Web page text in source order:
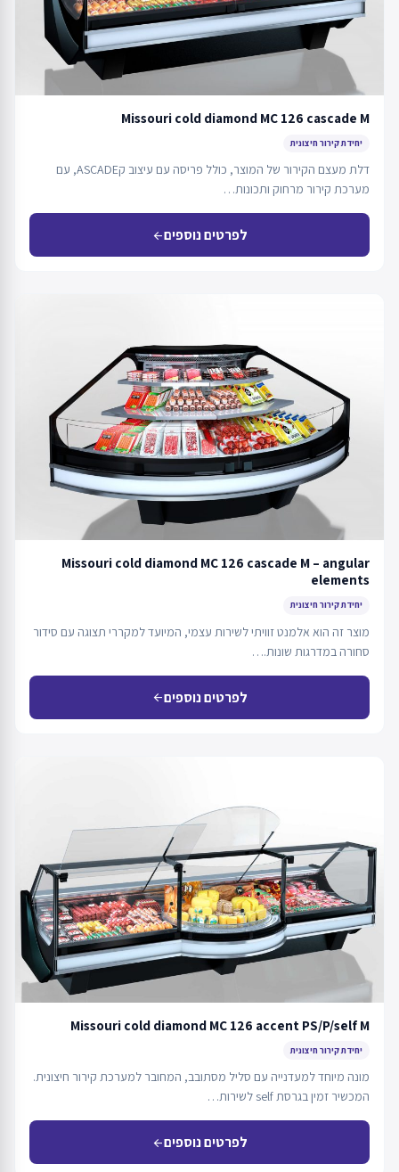
Missouri cold diamond MC 126 cascade M
יחידת קירור חיצונית
דלת מעצם הקירור של המוצר, כולל פריסה עם עיצוב קASCADE, עם
מערכת קירור מרחוק ותכונות…
לפרטים נוספיםarrow_back
Missouri cold diamond MC 126 cascade M – angular
elements
יחידת קירור חיצונית
מוצר זה הוא אלמנט זוויתי לשירות עצמי, המיועד למקררי תצוגה עם סידור
סחורה במדרגות שונות.…
לפרטים נוספיםarrow_back
Missouri cold diamond MC 126 accent PS/P/self M
יחידת קירור חיצונית
מונה מיוחד למעדנייה עם סליל מסתובב, המחובר למערכת קירור חיצונית.
המכשיר זמין בגרסת self לשירות…
לפרטים נוספיםarrow_back